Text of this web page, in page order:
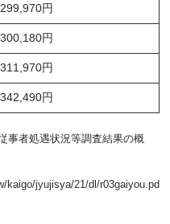
299,970円
300,180円
311,970円
342,490円
事者処遇状況等調査結果の概
kaigo/jyujisya/21/dl/r03gaiyou.pd